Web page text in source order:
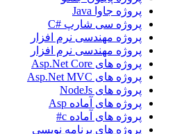
پروژه جاوا Java
پروژه سی شارپ #C
پروژه مهندسی نرم افزار
پروژه مهندسی نرم افزار
پروژه های Asp.Net Core
پروژه های Asp.Net MVC
پروژه های NodeJs
پروژه های آماده Asp
پروژه های آماده c#
پروژه های برنامه نویسی